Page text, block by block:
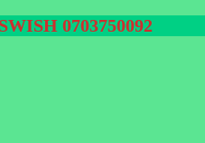
0703750092